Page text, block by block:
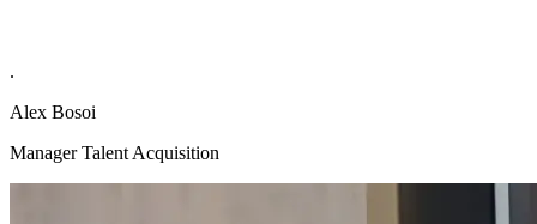
.
Alex Bosoi
Manager Talent Acquisition